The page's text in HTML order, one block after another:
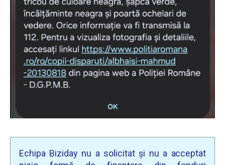
Echipa Biziday nu a solicitat și nu a acceptat